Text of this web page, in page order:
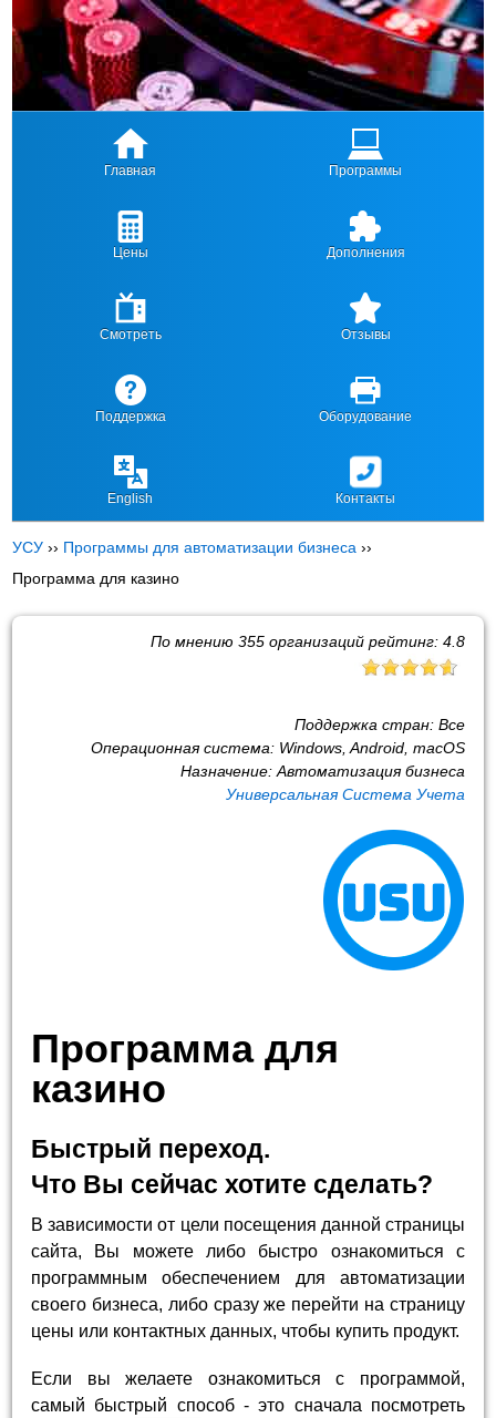
Главная Программы
Цены Дополнения
Смотреть Отзывы
Поддержка Оборудование
English Контакты
УСУ ›› Программы для автоматизации бизнеса ››
Программа для казино
По мнению 355организаций рейтинг: 4.8
Поддержка стран: Все
Операционная система: Windows, Android, macOS
Назначение: Автоматизация бизнеса
Универсальная Система Учета
Программа для
казино
Быстрый переход.
Что Вы сейчас хотите сделать?
В зависимости от цели посещения данной страницы
сайта, Вы можете либо быстро ознакомиться с
программным обеспечением для автоматизации
своего бизнеса, либо сразу же перейти на страницу
цены или контактных данных, чтобы купить продукт.
Если вы желаете ознакомиться с программой,
самый быстрый способ - это сначала посмотреть